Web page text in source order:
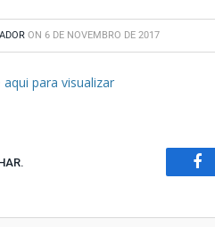
ON 6 DE NOVEMBRO DE 2017
aqui para visualizar